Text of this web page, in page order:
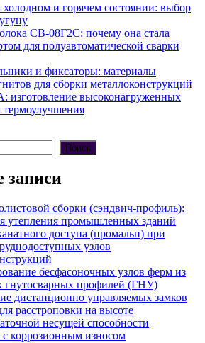
холодном и горячем состоянии: выбор
СВ-08Г2С: почему она стала
для полуавтоматической сварки
и фиксаторы: материалы
для сборки металлоконструкций
высоконагруженных
Поиск
записи
сборки (сэндвич-профиль):
утепления промышленных зданий
доступа (промальп) при
узлов
бесфасоночных узлов ферм из
гнутосварных профилей (ГНУ)
дистанционно управляемых замков
расстроповки на высоте
несущей способности
с коррозионным износом